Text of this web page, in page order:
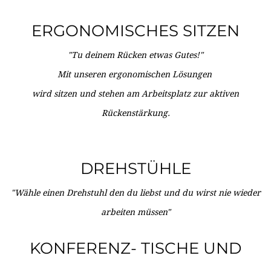
ERGONOMISCHES SITZEN
"Tu deinem Rücken etwas Gutes!"
Mit unseren ergonomischen Lösungen
wird sitzen und stehen am Arbeitsplatz zur aktiven
Rückenstärkung.
DREHSTÜHLE
"Wähle einen Drehstuhl den du liebst und du wirst nie wieder
arbeiten müssen"
KONFERENZ- TISCHE UND